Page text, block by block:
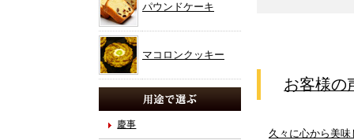
パウンドケーキ
マコロンクッキー
慶事
お客様の
久々に心から美